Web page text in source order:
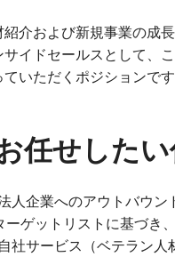
紹介および新規事業の成
サイドセールスとして、
ていただくポジションです
任せした
人企業へのアウトバウン
ーゲットリストに基づき
自社サービス（ベテラン人